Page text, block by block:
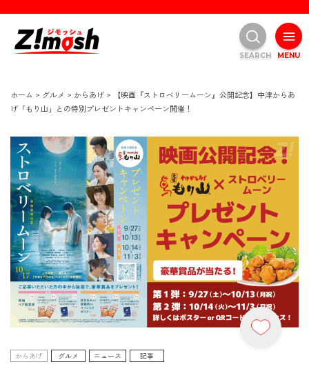
ホーム > グルメ > からあげ >
【映画『ストロベリームーン』公開記念】中津からあ
げ「もり山」との特別プレゼントキャンペーン開催！
からあげ グルメ ニュース 記事
MENU
SEARCH